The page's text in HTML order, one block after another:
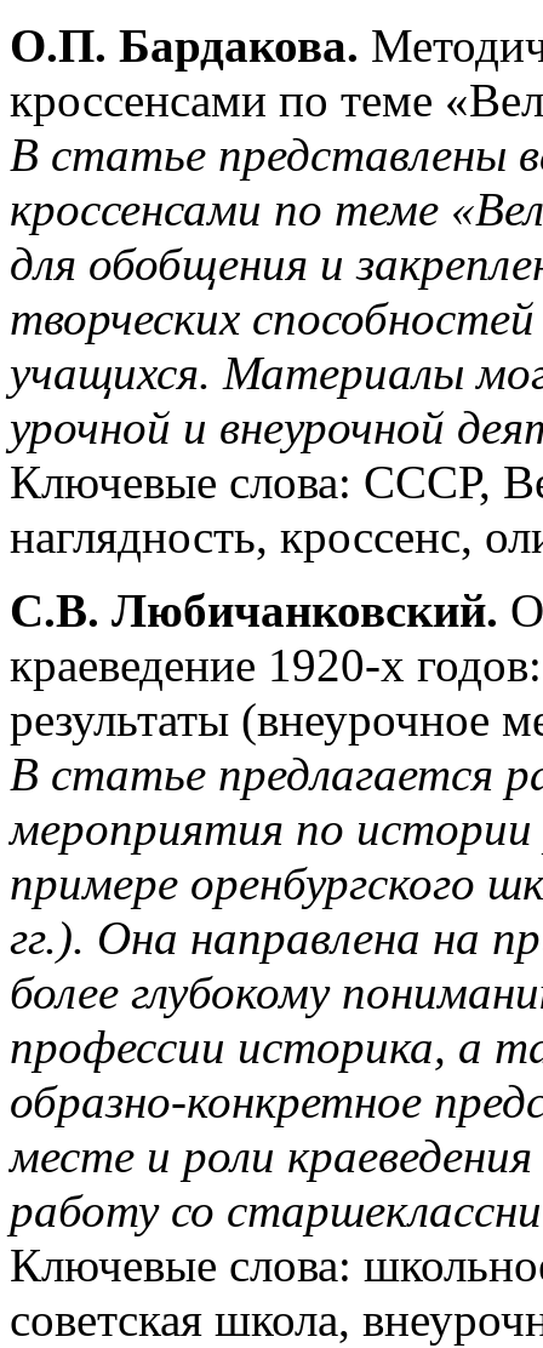
О.П. Бардакова.
кроссенсами по теме
В статье представлены
кроссенсами по теме
для обобщения и
творческих
учащихся. Материалы
урочной и внеурочной
Ключевые слова: СССР,
наглядность, кроссенс,
С.В. Любичанковский.
краеведение 1920-х
результаты (внеурочное
В статье предлагается
мероприятия по истории
примере оренбургского
гг.). Она направлена на
более глубокому
профессии историка, а
образно-конкретное
месте и роли
работу со
Ключевые слова:
советская школа,